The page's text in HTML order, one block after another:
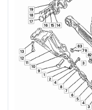
1
2
3
3
4
4
5
6
7
8
9
10
11
12
13
14
15
16
17
18
19
79
82
83